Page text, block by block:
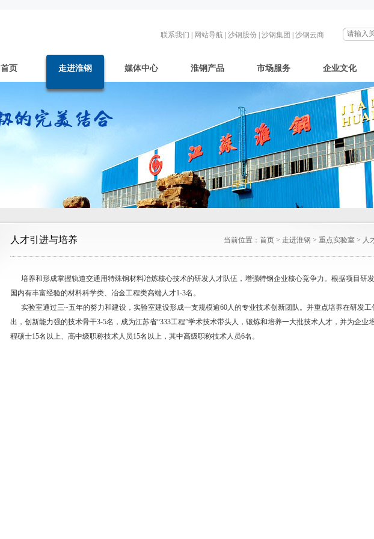
联系我们 网站导航 沙钢股份 沙钢集团 沙钢云商
首页 走进淮钢 媒体中心 淮钢产品 市场服务 企业文化
当前位置： 首页 > 走进淮钢 > 重点实验室 > 人
人才引进与培养
培养和形成掌握轨道交通用特殊钢材料冶炼核心技术的研发人才队伍，增强特钢企业核心竞争力。根据项目研
国内有丰富经验的材料科学类、冶金工程类高端人才1-3名。
实验室通过三~五年的努力和建设，实验室建设形成一支规模逾60人的专业技术创新团队。并重点培养在研发工
出，创新能力强的技术骨干3-5名，成为江苏省“333工程”学术技术带头人，锻炼和培养一大批技术人才，并为企业
程硕士15名以上、高中级职称技术人员15名以上，其中高级职称技术人员6名。